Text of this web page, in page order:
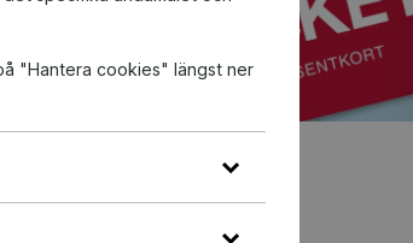
"Hantera cookies" längst ner